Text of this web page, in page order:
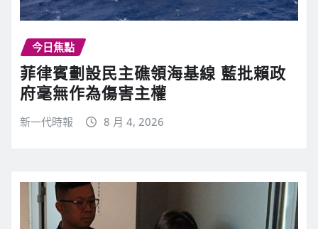
今日焦點
菲律賓劃設民主礁領海基線 藍批賴政
府毫無作為傷害主權
新一代時報 8 月 4, 2026